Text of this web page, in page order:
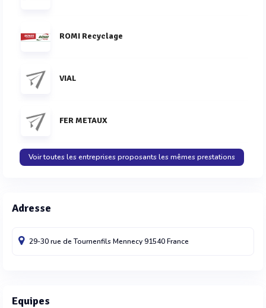
ROMI Recyclage
VIAL
FER METAUX
Voir toutes les entreprises proposants les mêmes prestations
Adresse
29-30 rue de TournenfilsMennecy91540France
Equipes